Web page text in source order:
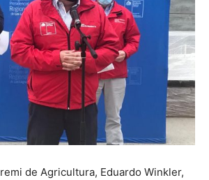
de Agricultura, Eduardo Winkler,